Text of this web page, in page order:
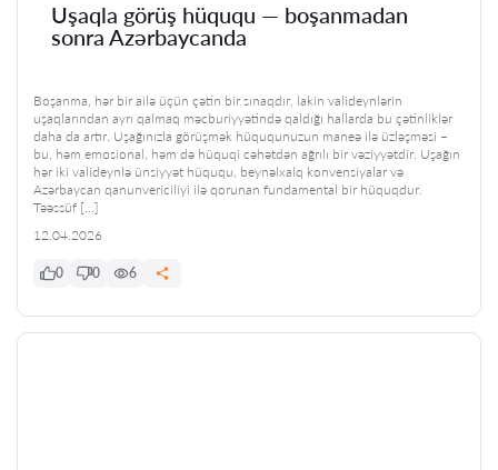
Uşaqla görüş hüququ — boşanmadan
sonra Azərbaycanda
Boşanma, hər bir ailə üçün çətin bir sınaqdır, lakin valideynlərin
uşaqlarından ayrı qalmaq məcburiyyətində qaldığı hallarda bu çətinliklər
daha da artır. Uşağınızla görüşmək hüququnuzun maneə ilə üzləşməsi –
bu, həm emosional, həm də hüquqi cəhətdən ağrılı bir vəziyyətdir. Uşağın
hər iki valideynlə ünsiyyət hüququ, beynəlxalq konvensiyalar və
Azərbaycan qanunvericiliyi ilə qorunan fundamental bir hüquqdur.
Təəssüf […]
12.04.2026
0 0 6